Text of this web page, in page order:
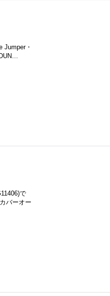
Jumper・
で
バーオー